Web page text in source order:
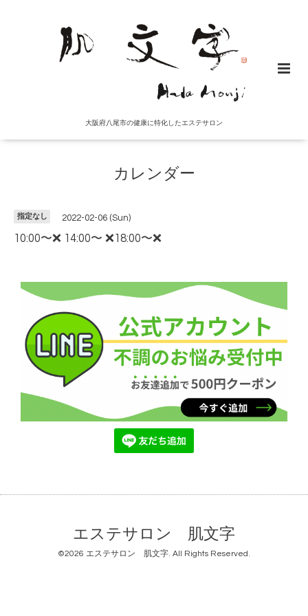
大阪府八尾市の健康に特化したエステサロン
カレンダー
指定なし 2022-02-06 (Sun)
10:00〜❌ 14:00〜 ❌18:00〜❌
エステサロン 肌文字
©2026 エステサロン 肌文字. All Rights Reserved.